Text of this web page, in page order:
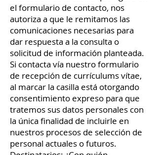
el formulario de contacto, nos
autoriza a que le remitamos las
comunicaciones necesarias para
dar respuesta a la consulta o
solicitud de información planteada.
Si contacta vía nuestro formulario
de recepción de currículums vítae,
al marcar la casilla está otorgando
consentimiento expreso para que
tratemos sus datos personales con
la única finalidad de incluirle en
nuestros procesos de selección de
personal actuales o futuros.